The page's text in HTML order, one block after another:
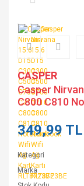
CASPER
Casper
C800 C810
349,99 TL
Kategori
Marka